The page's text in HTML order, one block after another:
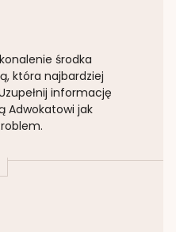
środka
, która najbardziej
informację
Adwokatowi jak